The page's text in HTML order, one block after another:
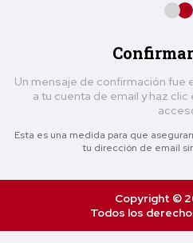
Un mensaje de confirmación fue
a tu cuenta de email y haz
Esta es una medida para que
tu dirección de email
Copyright ©
Todos los